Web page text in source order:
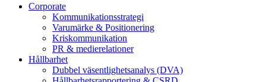
Corporate
Kommunikationsstrategi
Varumärke & Positionering
Kriskommunikation
PR & medie­relationer
Hållbarhet
Dubbel väsentlighets­analys (DVA)